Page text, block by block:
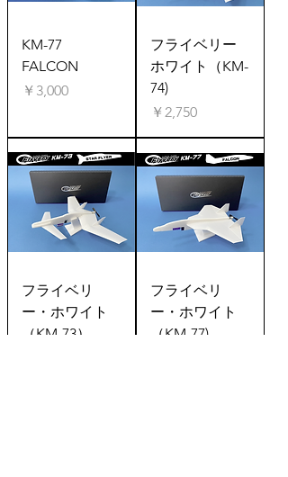
KM-77
FALCON
価格
￥3,000
フライベリー
ホワイト（KM-
74)
価格
￥2,750
フライベリ
ー・ホワイト
（KM-73）
フライベリ
ー・ホワイト
（KM-77)